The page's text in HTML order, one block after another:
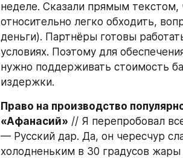
неделе. Сказали прямым текстом,
относительно легко обходить,
деньги). Партнёры готовы
условиях. Поэтому для
нужно поддерживать стоимость
издержки.
Право на производство
«Афанасий» // Я перепробовал
— Русский дар. Да, он чересчур
холодненьким в 30 градусов